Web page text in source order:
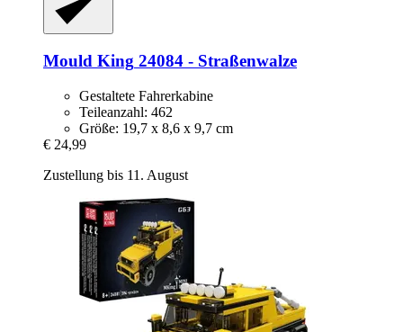
Mould King 24084 -​ Straßenwalze
Gestaltete Fahrerkabine
Teileanzahl: 462
Größe: 19,7 x 8,6 x 9,7 cm
€ 24,99
Zustellung bis 11. August